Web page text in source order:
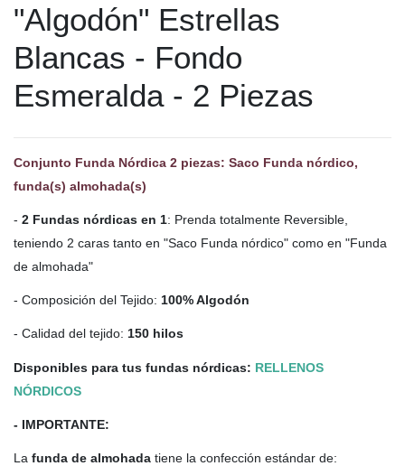
"Algodón" Estrellas
Blancas - Fondo
Esmeralda - 2 Piezas
Conjunto Funda Nórdica 2 piezas: Saco Funda nórdico,
funda(s) almohada(s)
- 2 Fundas nórdicas en 1: Prenda totalmente Reversible,
teniendo 2 caras tanto en "Saco Funda nórdico" como en "Funda
de almohada"
- Composición del Tejido: 100% Algodón
- Calidad del tejido: 150 hilos
Disponibles para tus fundas nórdicas: RELLENOS
NÓRDICOS
- IMPORTANTE:
La funda de almohada tiene la confección estándar de: